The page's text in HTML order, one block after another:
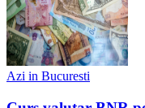
Azi in Bucuresti